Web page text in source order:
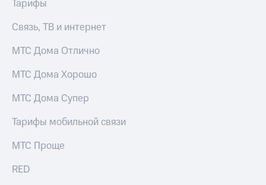
в
Корпоративное
секретарь
информации
Информация
Тарифы
Связь, ТВ и интернет
МТС Дома Отлично
МТС Дома Хорошо
МТС Дома Супер
Тарифы мобильной связи
МТС Проще
RED